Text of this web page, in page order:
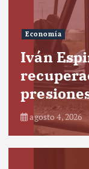
Economía
Iván
agosto 4, 2026